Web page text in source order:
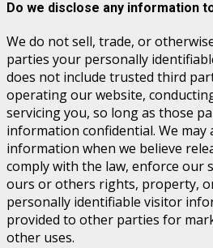
Do we disclose any information
We do not sell, trade, or
parties your personally
does not include trusted third
operating our website,
servicing you, so long as those
information confidential. We may
information when we believe
comply with the law, enforce our
ours or others rights, property,
personally identifiable visitor
provided to other parties for
other uses.